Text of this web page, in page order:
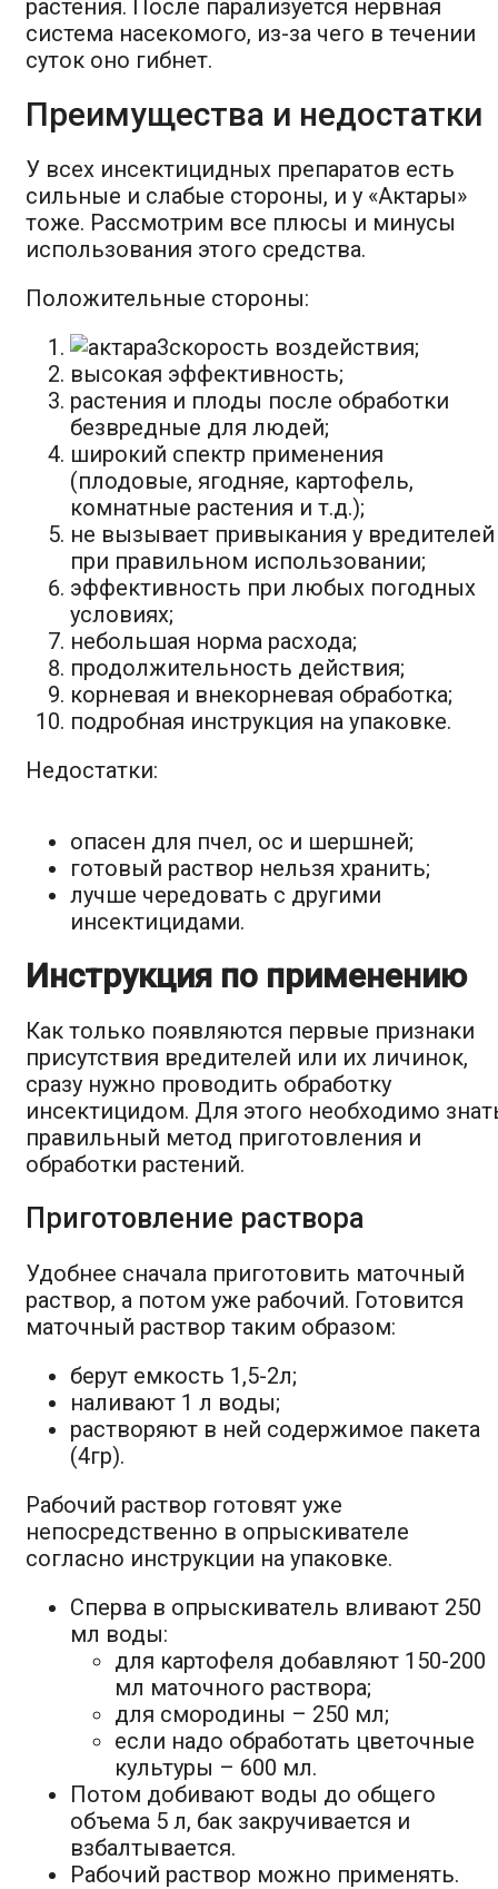
растения. После парализуется нервная
система насекомого, из-за чего в течении
суток оно гибнет.
Преимущества и недостатки
У всех инсектицидных препаратов есть
сильные и слабые стороны, и у «Актары»
тоже. Рассмотрим все плюсы и минусы
использования этого средства.
Положительные стороны:
скорость воздействия;
высокая эффективность;
растения и плоды после обработки
безвредные для людей;
широкий спектр применения
(плодовые, ягодняе, картофель,
комнатные растения и т.д.);
не вызывает привыкания у вредителей
при правильном использовании;
эффективность при любых погодных
условиях;
небольшая норма расхода;
продолжительность действия;
корневая и внекорневая обработка;
подробная инструкция на упаковке.
Недостатки:
опасен для пчел, ос и шершней;
готовый раствор нельзя хранить;
лучше чередовать с другими
инсектицидами.
Инструкция по применению
Как только появляются первые признаки
присутствия вредителей или их личинок,
сразу нужно проводить обработку
инсектицидом. Для этого необходимо
правильный метод приготовления и
обработки растений.
Приготовление раствора
Удобнее сначала приготовить маточный
раствор, а потом уже рабочий. Готовится
маточный раствор таким образом:
берут емкость 1,5-2л;
наливают 1 л воды;
растворяют в ней содержимое пакета
(4гр).
Рабочий раствор готовят уже
непосредственно в опрыскивателе
согласно инструкции на упаковке.
Сперва в опрыскиватель вливают 250
мл воды:
для картофеля добавляют 150-200
мл маточного раствора;
для смородины – 250 мл;
если надо обработать цветочные
культуры – 600 мл.
Потом добивают воды до общего
объема 5 л, бак закручивается и
взбалтывается.
Рабочий раствор можно применять.